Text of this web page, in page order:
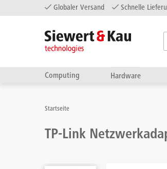
Globaler Versand Schnelle
Computing Hardware
Startseite
TP-Link